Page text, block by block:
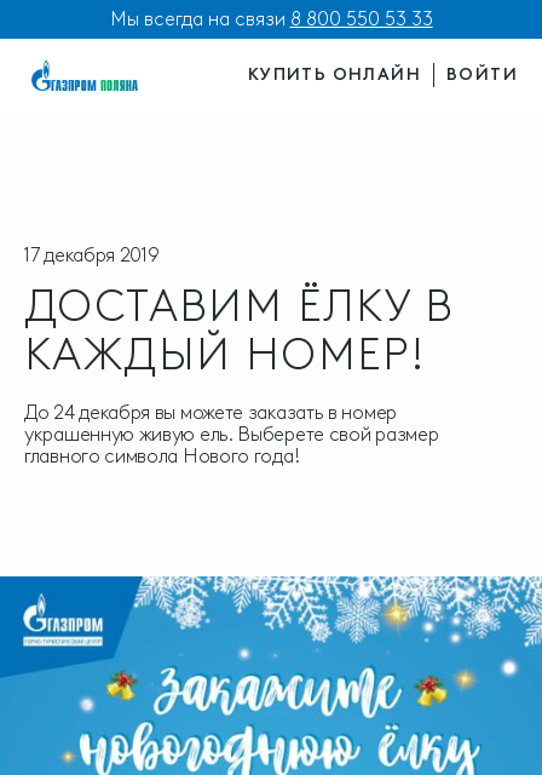
Мы всегда на связи 8 800 550 53 33
КУПИТЬ ОНЛАЙН ВОЙТИ
17 декабря 2019
ДОСТАВИМ ЁЛКУ В
КАЖДЫЙ НОМЕР!
До 24 декабря вы можете заказать в номер
украшенную живую ель. Выберете свой размер
главного символа Нового года!